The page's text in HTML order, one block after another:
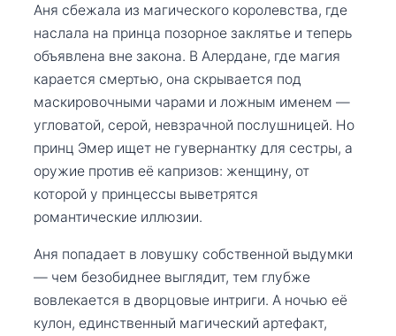
Аня сбежала из магического королевства, где
наслала на принца позорное заклятье и теперь
объявлена вне закона. В Алердане, где магия
карается смертью, она скрывается под
маскировочными чарами и ложным именем —
угловатой, серой, невзрачной послушницей. Но
принц Эмер ищет не гувернантку для сестры, а
оружие против её капризов: женщину, от
которой у принцессы выветрятся
романтические иллюзии.
Аня попадает в ловушку собственной выдумки
— чем безобиднее выглядит, тем глубже
вовлекается в дворцовые интриги. А ночью её
кулон, единственный магический артефакт,